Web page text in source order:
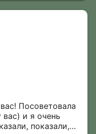
Посоветовала
и я очень
показали,